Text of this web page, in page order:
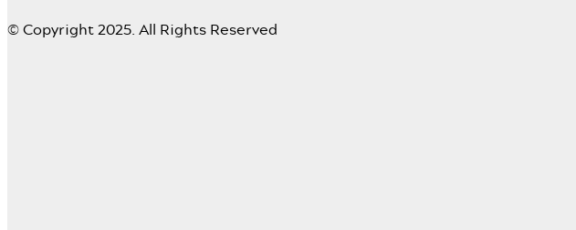
© Copyright 2025. All Rights Reserved